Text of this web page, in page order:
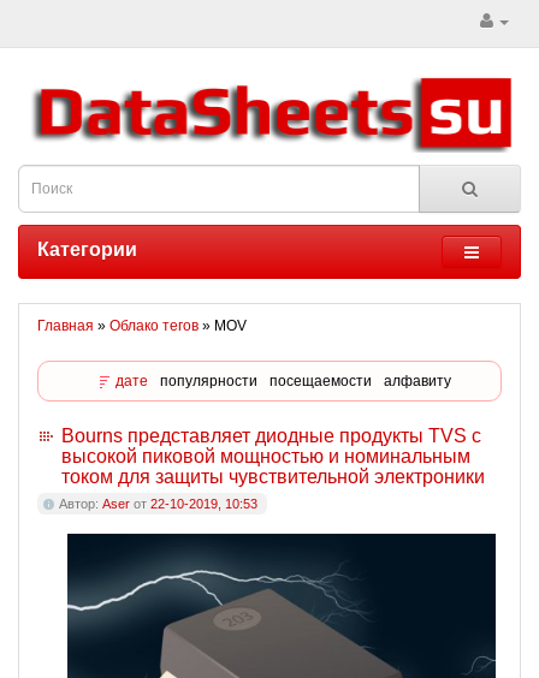
Категории
Главная » Облако тегов » MOV
дате популярности посещаемости алфавиту
Bourns представляет диодные продукты TVS с
высокой пиковой мощностью и номинальным
током для защиты чувствительной электроники
Автор: Aser от 22-10-2019, 10:53